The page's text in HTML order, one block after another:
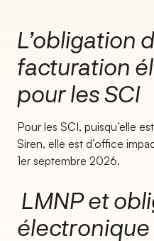
L’obligation
facturation
pour les SCI
Pour les SCI, puisqu’elle
Siren, elle est d’office
1er septembre 2026.
LMNP et
électronique